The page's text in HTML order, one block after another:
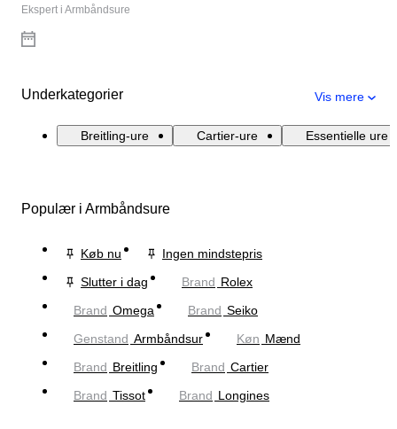
Ekspert i Armbåndsure
Underkategorier Vis mere
Breitling-ure Cartier-ure Essentielle ure
Populær i Armbåndsure
Køb nu
Ingen mindstepris
Slutter i dag
Brand Rolex
Brand Omega Brand Seiko
Genstand Armbåndsur Køn Mænd
Brand Breitling Brand Cartier
Brand Tissot Brand Longines